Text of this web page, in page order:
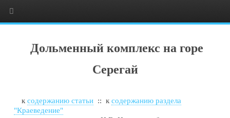
Дольменный комплекс на горе
Серегай
ксодержанию статьи :: ксодержанию раздела
"Краеведение"